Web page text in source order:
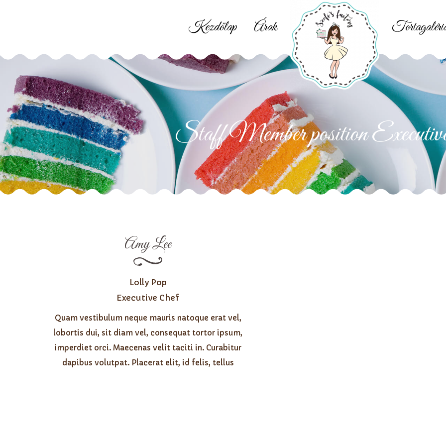
Kezdőlap Árak
Staff Member position
Amy Lee
Lolly Pop
Executive Chef
Quam vestibulum neque mauris natoque erat vel,
lobortis dui, sit diam vel, consequat tortor ipsum,
imperdiet orci. Maecenas velit taciti in. Curabitur
dapibus volutpat. Placerat elit, id felis, tellus